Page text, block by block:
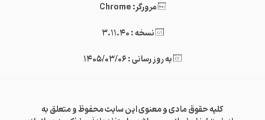
مرورگر: Chrome
نسخه : 3.11.40
به روز رسانی : 1405/03/06
کلیه حقوق مادی و معنوی این سایت محفوظ و متعلق به